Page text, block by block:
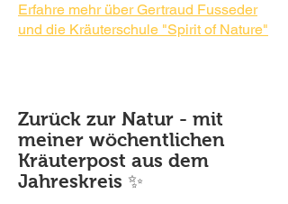
Erfahre mehr über Gertraud Fusseder
und die Kräuterschule "Spirit of Nature"
Zurück zur Natur - mit
meiner wöchentlichen
Kräuterpost aus dem
Jahreskreis ✨